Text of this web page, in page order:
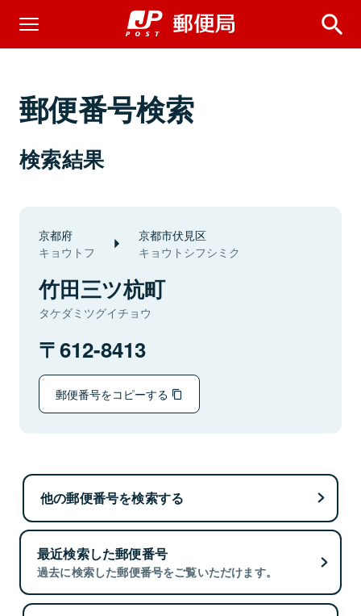
郵便番号検索
検索結果
京都府
キョウトフ
京都市伏見区
キョウトシフシミク
竹田三ツ杭町
タケダミツグイチョウ
612-8413
郵便番号をコピーする
他の郵便番号を検索する
最近検索した郵便番号
過去に検索した郵便番号をご覧いただけます。